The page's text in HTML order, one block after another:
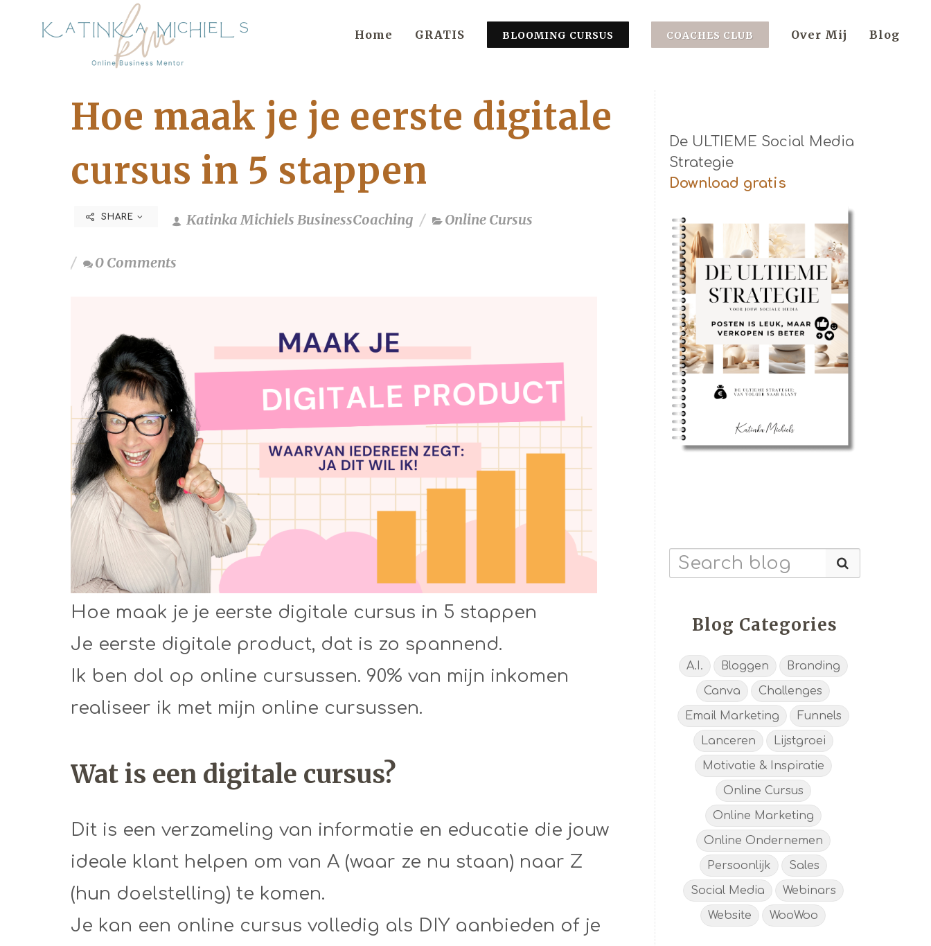
Home GRATIS BLOOMING CURSUS COACHES CLUB Over Mij Blog
Hoe maak je je eerste digitale
cursus in 5 stappen
SHARE Katinka Michiels BusinessCoaching Online Cursus
0 Comments
Hoe maak je je eerste digitale cursus in 5 stappen
Je eerste digitale product, dat is zo spannend.
Ik ben dol op online cursussen. 90% van mijn inkomen
realiseer ik met mijn online cursussen.
Wat is een digitale cursus?
Dit is een verzameling van informatie en educatie die jouw
ideale klant helpen om van A (waar ze nu staan) naar Z
(hun doelstelling) te komen.
Je kan een online cursus volledig als DIY aanbieden of je
De ULTIEME Social Media
Strategie
Download gratis
Blog Categories
A.I. Bloggen
Branding
Canva
Challenges
Email Marketing
Funnels
Lanceren
Lijstgroei
Motivatie & Inspiratie
Online Cursus
Online Marketing
Online Ondernemen
Persoonlijk
Sales
Social Media
Webinars
Website
WooWoo